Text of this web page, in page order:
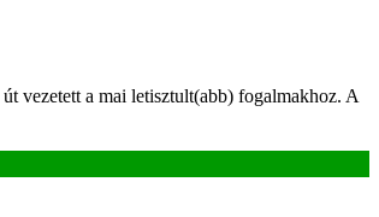
vezetett a mai letisztult(abb) fogalmakhoz. A